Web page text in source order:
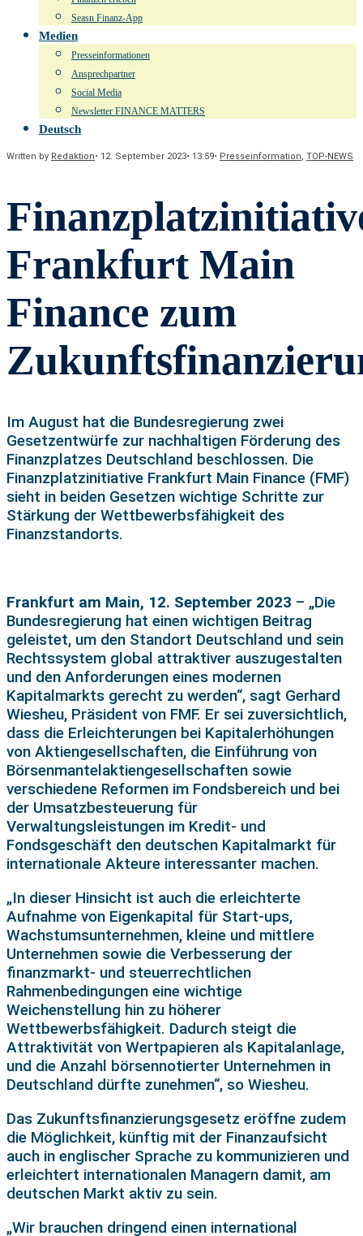
Seasn Finanz-App
Medien
Presseinformationen
Ansprechpartner
Social Media
Newsletter FINANCE MATTERS
Deutsch
Written by Redaktion• 12. September 2023• 13:59• Presseinformation, TOP-NEWS
Frankfurt Main
Finance zum
Im August hat die Bundesregierung zwei
Gesetzentwürfe zur nachhaltigen Förderung des
Finanzplatzes Deutschland beschlossen. Die
Finanzplatzinitiative Frankfurt Main Finance (FMF)
sieht in beiden Gesetzen wichtige Schritte zur
Stärkung der Wettbewerbsfähigkeit des
Finanzstandorts.
Frankfurt am Main, 12. September 2023 – „Die
Bundesregierung hat einen wichtigen Beitrag
geleistet, um den Standort Deutschland und sein
Rechtssystem global attraktiver auszugestalten
und den Anforderungen eines modernen
Kapitalmarkts gerecht zu werden“, sagt Gerhard
Wiesheu, Präsident von FMF. Er sei zuversichtlich,
dass die Erleichterungen bei Kapitalerhöhungen
von Aktiengesellschaften, die Einführung von
Börsenmantelaktiengesellschaften sowie
verschiedene Reformen im Fondsbereich und bei
der Umsatzbesteuerung für
Verwaltungsleistungen im Kredit- und
Fondsgeschäft den deutschen Kapitalmarkt für
internationale Akteure interessanter machen.
„In dieser Hinsicht ist auch die erleichterte
Aufnahme von Eigenkapital für Start-ups,
Wachstumsunternehmen, kleine und mittlere
Unternehmen sowie die Verbesserung der
finanzmarkt- und steuerrechtlichen
Rahmenbedingungen eine wichtige
Weichenstellung hin zu höherer
Wettbewerbsfähigkeit. Dadurch steigt die
Attraktivität von Wertpapieren als Kapitalanlage,
und die Anzahl börsennotierter Unternehmen in
Deutschland dürfte zunehmen“, so Wiesheu.
Das Zukunftsfinanzierungsgesetz eröffne zudem
die Möglichkeit, künftig mit der Finanzaufsicht
auch in englischer Sprache zu kommunizieren und
erleichtert internationalen Managern damit, am
deutschen Markt aktiv zu sein.
„Wir brauchen dringend einen international